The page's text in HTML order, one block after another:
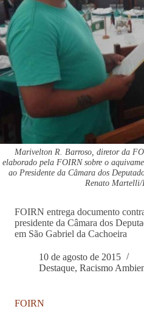
Marivelton R. Barroso, diretor da
elaborado pela FOIRN sobre o
ao Presidente da Câmara dos
Renato Martelli/
FOIRN entrega documento
presidente da Câmara dos
em São Gabriel da Cachoeira
10 de agosto de 2015
Destaque, Racismo
FOIRN